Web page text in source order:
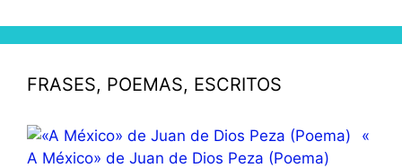
FRASES, POEMAS, ESCRITOS
«
A México» de Juan de Dios Peza (Poema)